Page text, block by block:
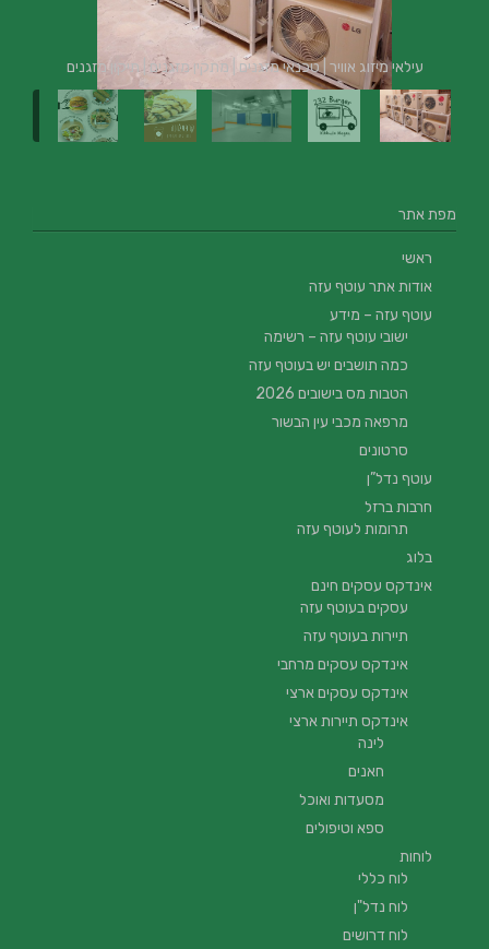
עילאי מיזוג אוויר | טכנאי מזגנים | מתקין מזגנים | תיקון מזגנים
מפת אתר
ראשי
אודות אתר עוטף עזה
עוטף עזה – מידע
ישובי עוטף עזה – רשימה
כמה תושבים יש בעוטף עזה
הטבות מס בישובים 2026
מרפאה מכבי עין הבשור
סרטונים
עוטף נדל”ן
חרבות ברזל
תרומות לעוטף עזה
בלוג
אינדקס עסקים חינם
עסקים בעוטף עזה
תיירות בעוטף עזה
אינדקס עסקים מרחבי
אינדקס עסקים ארצי
אינדקס תיירות ארצי
לינה
חאנים
מסעדות ואוכל
ספא וטיפולים
לוחות
לוח כללי
לוח נדל"ן
לוח דרושים